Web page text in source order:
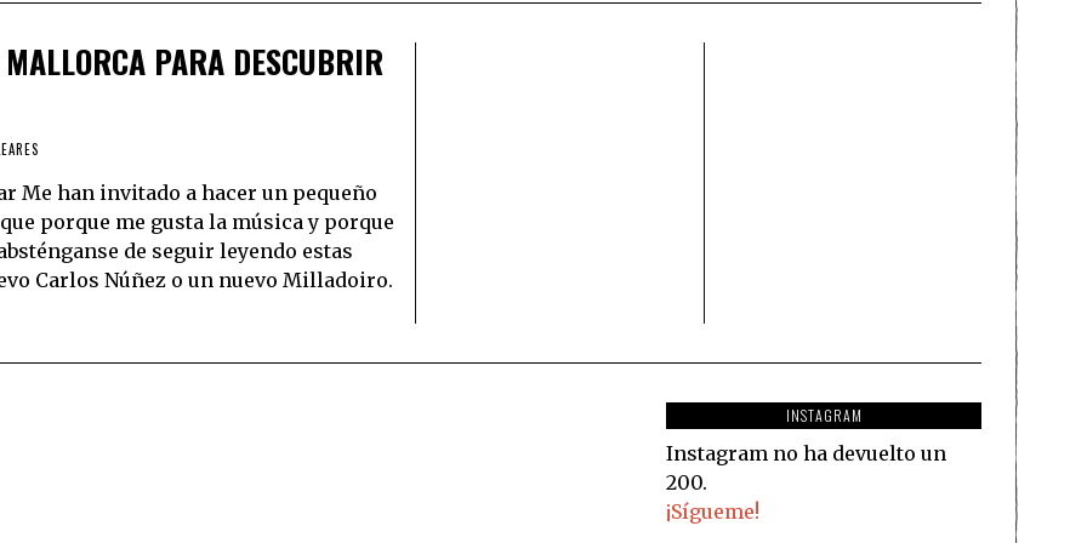
PARA DESCUBRIR
Me han invitado a hacer un pequeño
porque me gusta la música y porque
de seguir leyendo estas
Carlos Núñez o un nuevo Milladoiro.
INSTAGRAM
Instagram no ha devuelto un
200.
¡Sígueme!